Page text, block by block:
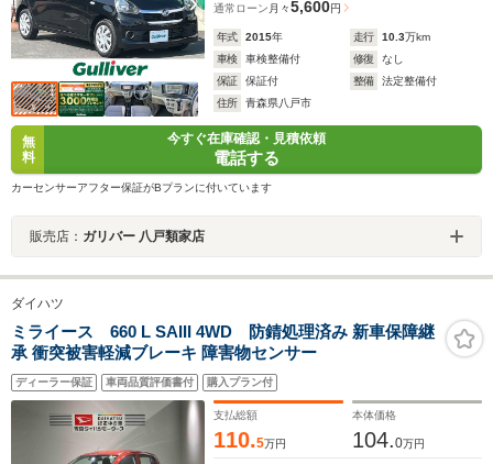
通常ローン 月々5,600円
年式 2015年 走行 10.3万km
車検
車検整備付 修復
なし
保証
保証付 整備
法定整備付
住所
青森県八戸市
無
料
今すぐ在庫確認・見積依頼
電話する
カーセンサーアフター保証がBプランに付いています
販売店： ガリバー 八戸類家店
ダイハツ
ミライース 660 L SAIII 4WD 防錆処理済み 新車保障継
承 衝突被害軽減ブレーキ 障害物センサー
ディーラー保証 車両品質評価書付 購入プラン付
支払総額
110.5万円
本体価格
104.0万円